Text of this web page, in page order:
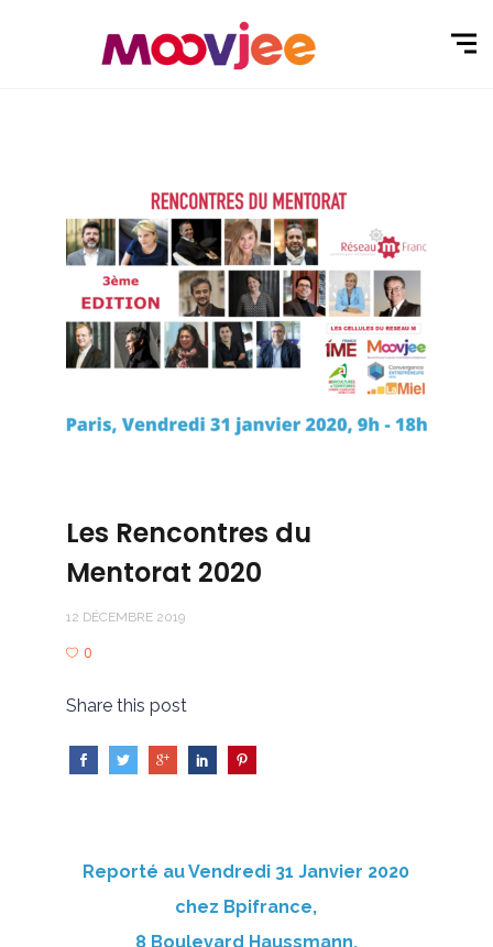
Les Rencontres du
Mentorat 2020
12 DÉCEMBRE 2019
0
Share this post
Reporté au Vendredi 31 Janvier 2020
chez Bpifrance,
8 Boulevard Haussmann,